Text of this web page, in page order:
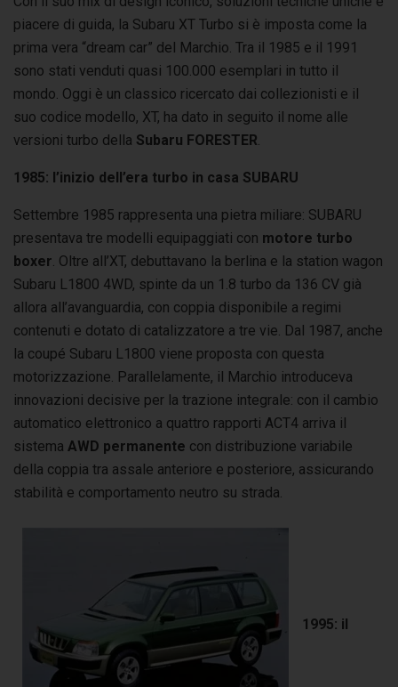
piacere di guida, la Subaru XT Turbo si è imposta come la
prima vera “dream car” del Marchio. Tra il 1985 e il 1991
sono stati venduti quasi 100.000 esemplari in tutto il
mondo. Oggi è un classico ricercato dai collezionisti e il
suo codice modello, XT, ha dato in seguito il nome alle
versioni turbo della Subaru FORESTER
1985: l’inizio dell’era turbo in casa SUBARU
Settembre 1985 rappresenta una pietra miliare: SUBARU
presentava tre modelli equipaggiati con motore turbo
boxer . Oltre all’XT, debuttavano la berlina e la station wagon
Subaru L1800 4WD, spinte da un 1.8 turbo da 136 CV già
allora all’avanguardia, con coppia disponibile a regimi
contenuti e dotato di catalizzatore a tre vie. Dal 1987, anche
la coupé Subaru L1800 viene proposta con questa
motorizzazione. Parallelamente, il Marchio introduceva
innovazioni decisive per la trazione integrale: con il cambio
automatico elettronico a quattro rapporti ACT4 arriva il
sistema AWD permanente con distribuzione variabile
della coppia tra assale anteriore e posteriore, assicurando
stabilità e comportamento neutro su strada.
1995: il